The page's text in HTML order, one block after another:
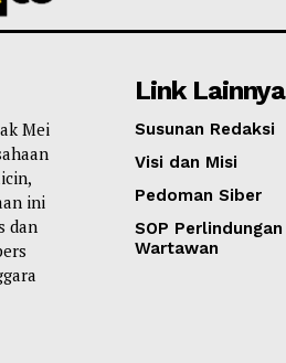
Mei
ini
dan
Link Lainnya
Susunan Redaksi
Visi dan Misi
Pedoman Siber
SOP Perlindungan
Wartawan